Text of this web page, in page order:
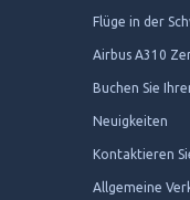
Flüge in der
Airbus A310
Buchen Sie
Neuigkeiten
Kontaktieren
Allgemeine